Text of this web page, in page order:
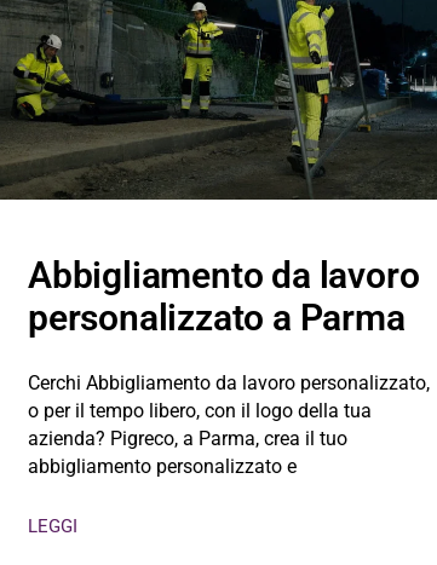
Abbigliamento da lavoro
personalizzato a Parma
Cerchi Abbigliamento da lavoro personalizzato,
o per il tempo libero, con il logo della tua
azienda? Pigreco, a Parma, crea il tuo
abbigliamento personalizzato e
LEGGI